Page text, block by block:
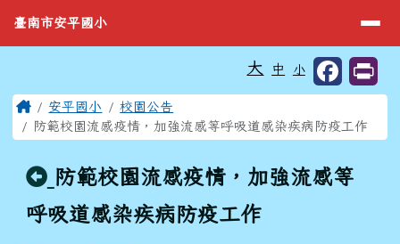
臺南市安平國小
導覽列
臺南市安平國小
⏸
大 中 小
主內容區域
Home安平國小
校園公告
防範校園流感疫情，加強流感等呼吸道感染疾病防疫工作
回上頁
防範校園流感疫情，加強流感等
呼吸道感染疾病防疫工作
頁尾區域